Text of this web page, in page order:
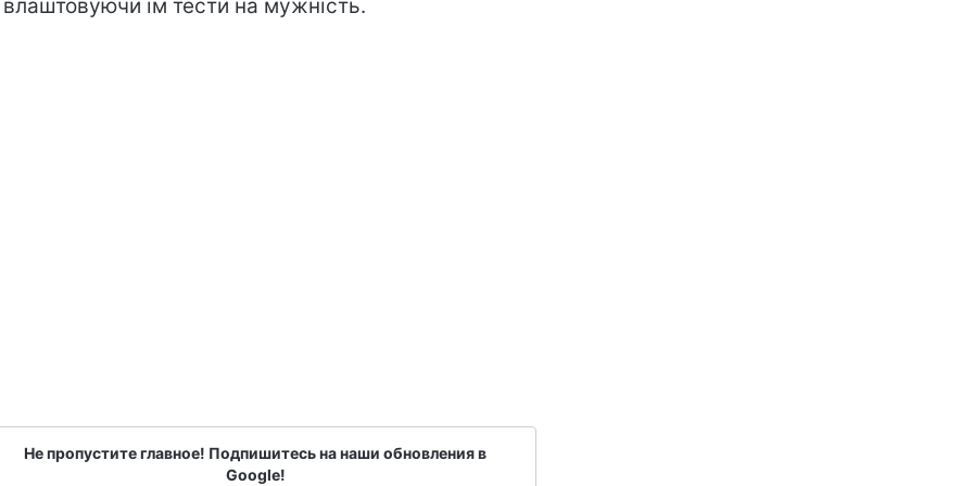
влаштовуючи їм тести на мужність.
Не пропустите главное! Подпишитесь на наши обновления в
Google!